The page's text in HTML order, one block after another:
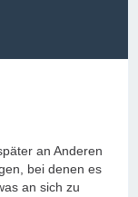
an Anderen
bei denen es
an sich zu